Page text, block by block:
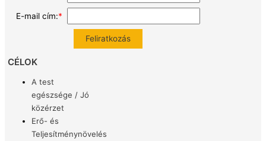
E-mail cím:*
CÉLOK
A test
egészsége / Jó
közérzet
Erő- és
Teljesítménynövelés